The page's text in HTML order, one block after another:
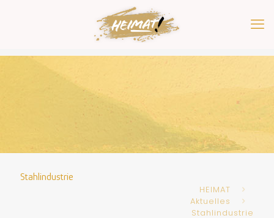
Stahlindustrie
HEIMAT
Aktuelles
Stahlindustrie